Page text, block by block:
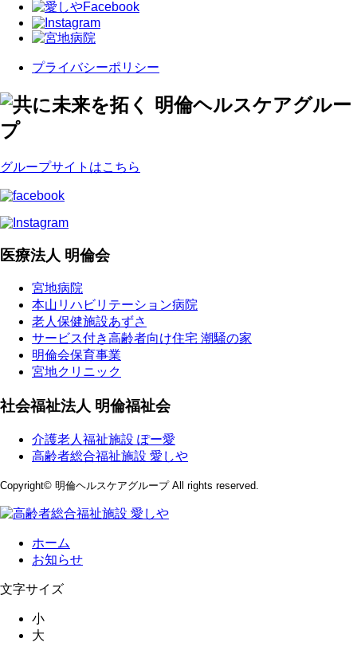
プライバシーポリシー
グループサイトはこちら
医療法人 明倫会
宮地病院
本山リハビリテーション病院
老人保健施設あずさ
サービス付き高齢者向け住宅 潮騒の家
明倫会保育事業
宮地クリニック
社会福祉法人 明倫福祉会
介護老人福祉施設 ぽー愛
高齢者総合福祉施設 愛しや
Copyright© 明倫ヘルスケアグループ All rights reserved.
ホーム
お知らせ
文字サイズ
小
大